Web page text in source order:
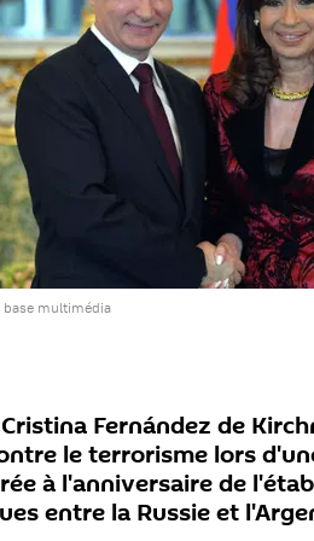
base multimédia
Fernández de
le terrorisme lors
à l'anniversaire de
entre la Russie et